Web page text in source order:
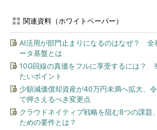
関連資料（ホワイトペーパー）
AI活用が部門止まりになるのはなぜ？ 全
ータ基盤とは
10G回線の真価をフルに享受するには？
たいポイント
少額減価償却資産が40万円未満へ拡大、
で押さえるべき変更点
クラウドネイティブ戦略を阻む8つの課題
ための要件とは？